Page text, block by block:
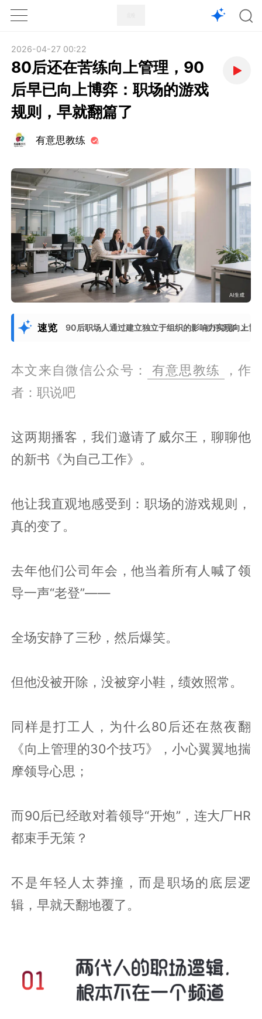
1X
2026-04-27 00:22
80后还在苦练向上管理，90
后早已向上博弈：职场的游戏
规则，早就翻篇了
有意思教练
速览 90后职场人通过建立独立于组织的影响力实现向上博
展开更多
本文来自微信公众号： 有意思教练
，作
者：职说吧
这两期播客，我们邀请了威尔王，聊聊他
的新书《为自己工作》。
他让我直观地感受到：职场的游戏规则，
真的变了。
去年他们公司年会，他当着所有人喊了领
导一声“老登”——
全场安静了三秒，然后爆笑。
但他没被开除，没被穿小鞋，绩效照常。
同样是打工人，为什么80后还在熬夜翻
《向上管理的30个技巧》，小心翼翼地揣
摩领导心思；
而90后已经敢对着领导“开炮”，连大厂HR
都束手无策？
不是年轻人太莽撞，而是职场的底层逻
辑，早就天翻地覆了。